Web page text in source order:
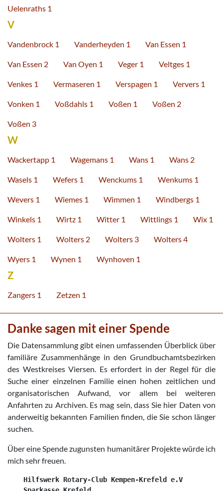
Uelenraths 1
V
Vandenbrock 1 Vanderheyden 1 Van Essen 1
Van Essen 2 Van Oyen 1 Veger 1 Veltges 1
Venkes 1 Vermaseren 1 Verspagen 1 Ververs 1
Vonken 1 Voßdahls 1 Voßen 1 Voßen 2
Voßen 3
W
Wackertapp 1 Wagemans 1 Wans 1 Wans 2
Wasels 1 Wefers 1 Wenckums 1 Wenkums 1
Wevers 1 Wiemes 1 Wimmen 1 Windbergs 1
Winkels 1 Wirtz 1 Witter 1 Wittlings 1 Wix 1
Wolters 1 Wolters 2 Wolters 3 Wolters 4
Wyers 1 Wynen 1 Wynhoven 1
Z
Zangers 1 Zetzen 1
Danke sagen mit einer Spende
Die Datensammlung gibt einen umfassenden Überblick über
familiäre Zusammenhänge in den Grundbuchamtsbezirken
des Westkreises Viersen. Es erfordert in der Regel für die
Suche einer einzelnen Familie einen hohen zeitlichen und
organisatorischen Aufwand, vor allem bei weiteren
Anfahrten zu Archiven. Es mag sein, dass Sie hier Daten von
anderweitig bekannten Familien finden, die Sie schon länger
suchen.
Über eine Spende zugunsten humanitärer Projekte würde ich
mich sehr freuen.
    Hilfswerk Rotary-Club Kempen-Krefeld e.V